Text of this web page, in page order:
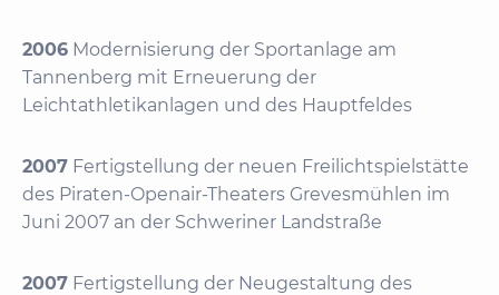
2006 Modernisierung der Sportanlage am
Tannenberg mit Erneuerung der
Leichtathletikanlagen und des Hauptfeldes
2007 Fertigstellung der neuen Freilichtspielstätte
des Piraten-Openair-Theaters Grevesmühlen im
Juni 2007 an der Schweriner Landstraße
2007 Fertigstellung der Neugestaltung des